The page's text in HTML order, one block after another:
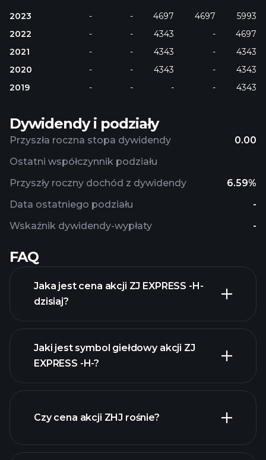
2023 - - 4697 4697
5993
2022
- - 4343 -
4697
2021
- - 4343 -
4343
2020
- - 4343 -
4343
2019
- - - - 4343
Dywidendy i podziały
Przyszła roczna stopa dywidendy 0.00
Przyszły roczny dochód z dywidendy 6.59%
Wskaźnik dywidendy-wypłaty -
Ostatni współczynnik podziału
Data ostatniego podziału -
FAQ
Jaka jest cena akcji ZJ EXPRESS -H-
dzisiaj?
zaawansowanej wykresie
Jaki jest symbol giełdowy akcji ZJ
EXPRESS -H-?
Czy cena akcji ZHJ rośnie?